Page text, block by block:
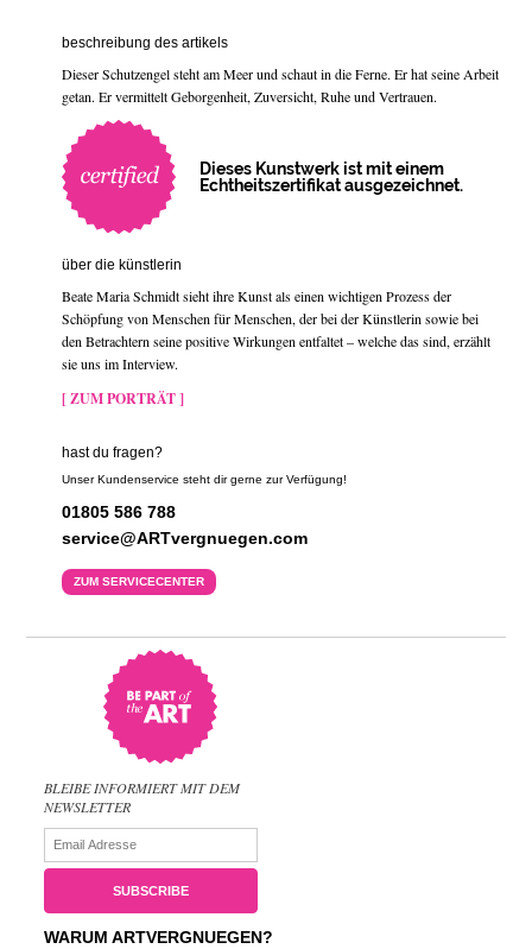
beschreibung des artikels
Dieser Schutzengel steht am Meer und schaut in die Ferne. Er hat seine Arbeit
getan. Er vermittelt Geborgenheit, Zuversicht, Ruhe und Vertrauen.
Dieses Kunstwerk ist mit einem
Echtheitszertifikat ausgezeichnet.
über die künstlerin
Beate Maria Schmidt sieht ihre Kunst als einen wichtigen Prozess der
Schöpfung von Menschen für Menschen, der bei der Künstlerin sowie bei
den Betrachtern seine positive Wirkungen entfaltet – welche das sind, erzählt
sie uns im Interview.
[ ZUM PORTRÄT ]
hast du fragen?
Unser Kundenservice steht dir gerne zur Verfügung!
01805 586 788
service@ARTvergnuegen.com
ZUM SERVICECENTER
BLEIBE INFORMIERT MIT DEM
NEWSLETTER
WARUM ARTVERGNUEGEN?